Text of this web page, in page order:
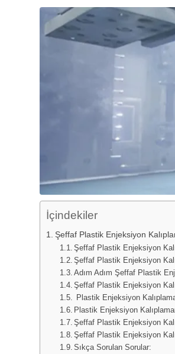
İçindekiler
Şeffaf Plastik Enjeksiyon
Şeffaf Plastik Enjeksiyon
Şeffaf Plastik Enjeksiyon
Adım Adım Şeffaf Plastik
Şeffaf Plastik Enjeksiyon
Plastik Enjeksiyon
Plastik Enjeksiyon
Şeffaf Plastik Enjeksiyon
Şeffaf Plastik Enjeksiyon
Sıkça Sorulan Sorular: